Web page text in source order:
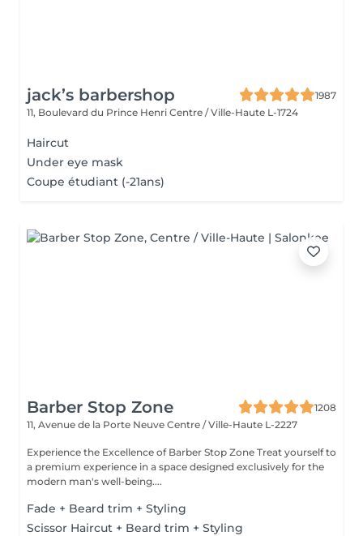
jack’s barbershop
1987
11, Boulevard du Prince Henri Centre / Ville-Haute L-1724
Haircut
Under eye mask
Coupe étudiant (-21ans)
Barber Stop Zone
1208
11, Avenue de la Porte Neuve Centre / Ville-Haute L-2227
Experience the Excellence of Barber Stop Zone Treat yourself to
a premium experience in a space designed exclusively for the
modern man's well-being....
Fade + Beard trim + Styling
Scissor Haircut + Beard trim + Styling